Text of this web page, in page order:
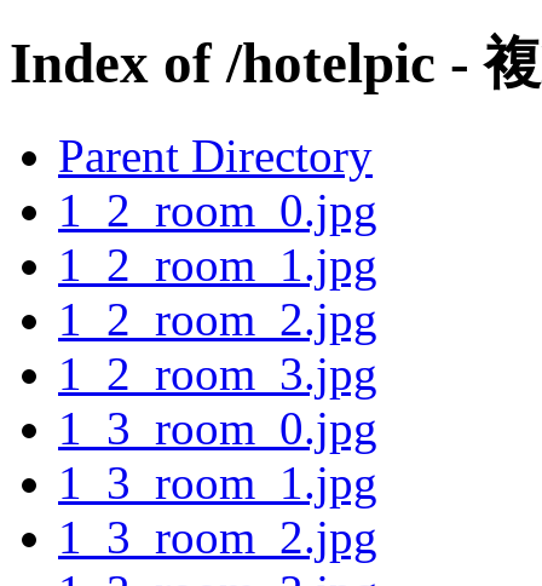
Index of /hotelpic -
Parent Directory
1_2_room_0.jpg
1_2_room_1.jpg
1_2_room_2.jpg
1_2_room_3.jpg
1_3_room_0.jpg
1_3_room_1.jpg
1_3_room_2.jpg